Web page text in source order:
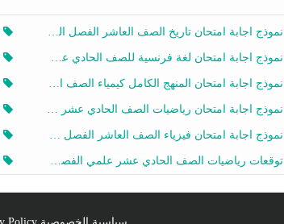
نموذج اجابة امتحان تاريخ الصف العاشر الفصل الثاني 2025-2026
نموذج اجابة امتحان لغة فرنسية للصف الحادي عشر أدبي الفصل الثاني 2025-2026
نموذج اجابة امتحان المنهج الكامل كيمياء الصف الحادي عشر علمي الفصل الثاني 2025-2026
نموذج اجابة امتحان رياضيات الصف الحادي عشر علمي الفصل الثاني 2025-2026
نموذج اجابة امتحان فيزياء الصف العاشر الفصل الثاني 2025-2026
توقعات رياضيات الصف الحادي عشر علمي الفصل الثاني 2025-2026 أ عمرو فايز